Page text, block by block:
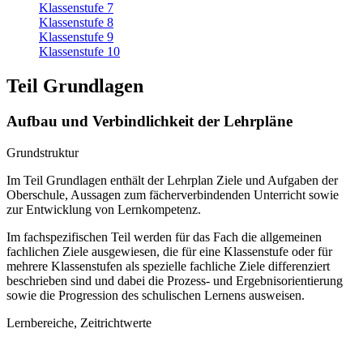
Klassenstufe 7
Klassenstufe 8
Klassenstufe 9
Klassenstufe 10
Teil Grundlagen
Aufbau und Verbindlichkeit der Lehrpläne
Grundstruktur
Im Teil Grundlagen enthält der Lehrplan Ziele und Aufgaben der
Oberschule, Aussagen zum fächerverbindenden Unterricht sowie
zur Entwicklung von Lernkompetenz.
Im fachspezifischen Teil werden für das Fach die allgemeinen
fachlichen Ziele ausgewiesen, die für eine Klassenstufe oder für
mehrere Klassenstufen als spezielle fachliche Ziele differenziert
beschrieben sind und dabei die Prozess- und Ergebnisorientierung
sowie die Progression des schulischen Lernens ausweisen.
Lernbereiche, Zeitrichtwerte